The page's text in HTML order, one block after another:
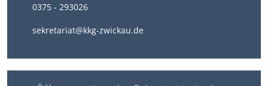
0375 - 293026
sekretariat@kkg-zwickau.de